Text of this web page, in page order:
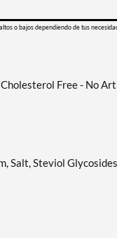
o bajos dependiendo de tus
Free - No
Salt, Steviol